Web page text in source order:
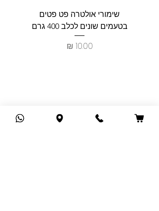
שימורי אולטרה פט פטים
בטעמים שונים לכלב 400 גרם
מחיר